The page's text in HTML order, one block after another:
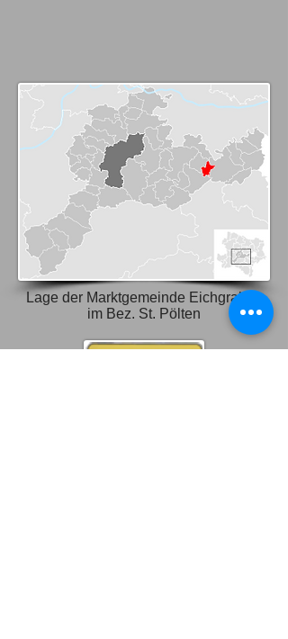
Lage der Marktgemeinde Eichgraben
im Bez. St. Pölten